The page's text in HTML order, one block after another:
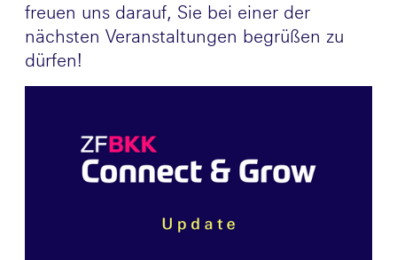
freuen uns darauf, Sie bei einer der
nächsten Veranstaltungen begrüßen zu
dürfen!